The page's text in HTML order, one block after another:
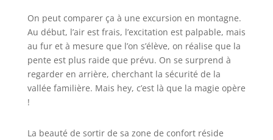
On peut comparer ça à une excursion en montagne.
Au début, l’air est frais, l’excitation est palpable, mais
au fur et à mesure que l’on s’élève, on réalise que la
pente est plus raide que prévu. On se surprend à
regarder en arrière, cherchant la sécurité de la
vallée familière. Mais hey, c’est là que la magie opère
!
La beauté de sortir de sa zone de confort réside